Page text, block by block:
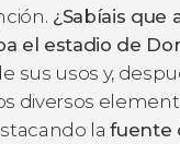
¿Sabíais que
el estadio de
sus usos y,
diversos
lafuente